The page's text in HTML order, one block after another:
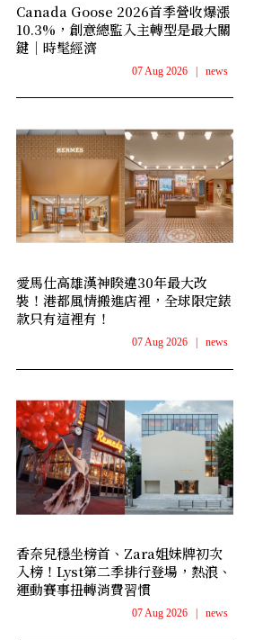
Canada Goose 2026首季營收爆漲
10.3%，創意總監入主轉型是最大關
鍵｜時髦經濟
07 Aug 2026 | news
愛馬仕高雄漢神睽違30年最大改
裝！港都風情搬進店裡，全球限定錶
款只有這裡有！
07 Aug 2026 news
香奈兒穩坐榜首、Zara姐妹牌初次
入榜！Lyst第二季排行登場，熱浪、
運動賽事扭轉消費習慣
07 Aug 2026 news